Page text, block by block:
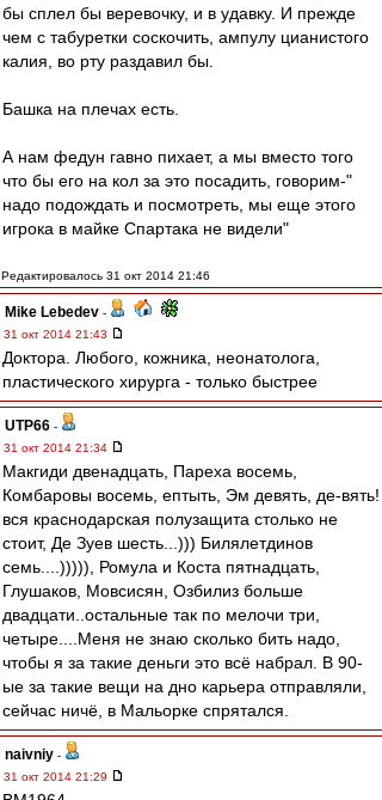
бы сплел бы веревочку, и в удавку. И прежде
чем с табуретки соскочить, ампулу цианистого
калия, во рту раздавил бы.
Башка на плечах есть.
А нам федун гавно пихает, а мы вместо того
что бы его на кол за это посадить, говорим-"
надо подождать и посмотреть, мы еще этого
игрока в майке Спартака не видели"
Редактировалось 31 окт 2014 21:46
Mike Lebedev -
31 окт 2014 21:43
Доктора. Любого, кожника, неонатолога,
пластического хирурга - только быстрее
UTP66 -
31 окт 2014 21:34
Макгиди двенадцать, Пареха восемь,
Комбаровы восемь, ептыть, Эм девять, де-вять!
вся краснодарская полузащита столько не
стоит, Де Зуев шесть...))) Билялетдинов
семь....))))), Ромула и Коста пятнадцать,
Глушаков, Мовсисян, Озбилиз больше
двадцати..остальные так по мелочи три,
четыре....Меня не знаю сколько бить надо,
чтобы я за такие деньги это всё набрал. В 90-
ые за такие вещи на дно карьера отправляли,
сейчас ничё, в Мальорке спрятался.
naivniy -
31 окт 2014 21:29